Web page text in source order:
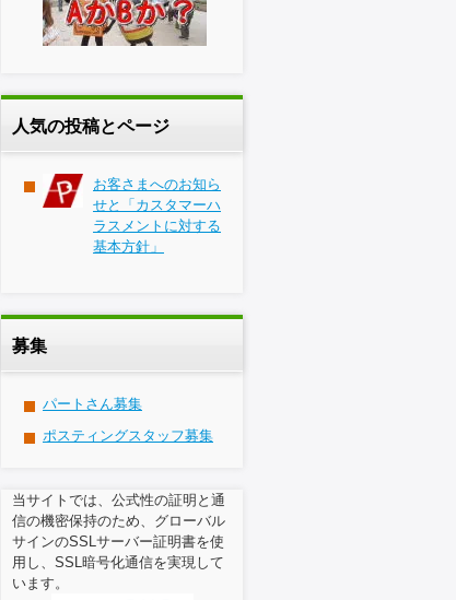
人気の投稿とページ
お客さまへのお知ら
せと「カスタマーハ
ラスメントに対する
基本方針」
募集
パートさん募集
ポスティングスタッフ募集
当サイトでは、公式性の証明と通
信の機密保持のため、グローバル
サインのSSLサーバー証明書を使
用し、SSL暗号化通信を実現して
います。